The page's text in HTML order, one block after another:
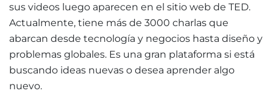
sus videos luego aparecen en el sitio web de TED.
Actualmente, tiene más de 3000 charlas que
abarcan desde tecnología y negocios hasta diseño y
problemas globales. Es una gran plataforma si está
buscando ideas nuevas o desea aprender algo
nuevo.